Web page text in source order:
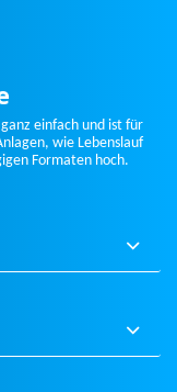
einfach und ist für
wie Lebenslauf
Formaten hoch.